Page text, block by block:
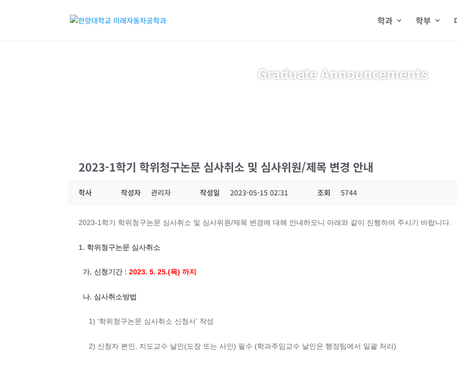
학과 학부
Graduate Announcements
2023-1학기 학위청구논문 심사취소 및 심사위원/제목 변경 안내
학사 작성자 관리자 작성일 2023-05-15 02:31 조회 5744
2023-1학기 학위청구논문 심사취소 및 심사위원/제목 변경에 대해 안내하오니 아래와 같이 진행하여 주시기 바랍니다.
1. 학위청구논문 심사취소
가. 신청기간 : 2023. 5. 25.(목) 까지
나. 심사취소방법
1) ‘학위청구논문 심사취소 신청서’ 작성
2) 신청자 본인, 지도교수 날인(도장 또는 사인) 필수 (학과주임교수 날인은 행정팀에서 일괄 처리)